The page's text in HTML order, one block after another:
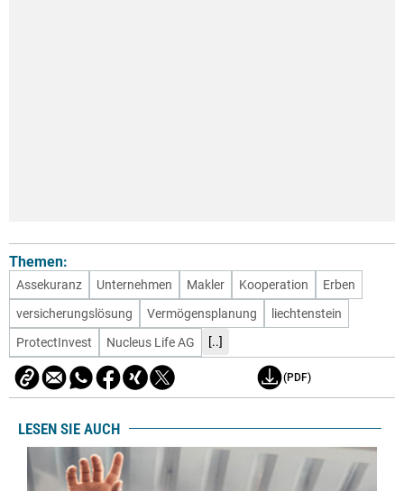
Themen:
Assekuranz Unternehmen Makler Kooperation
Erben
versicherungslösung
Vermögensplanung
liechtenstein
ProtectInvest
Nucleus Life AG [..]
(PDF)
LESEN SIE AUCH